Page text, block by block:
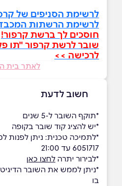
לרשימת הסניפים של
לרשימת הרשתות
חוסכים לך ברשת קרפור!
שובר לרשת קרפור "תו פלוס"
לרכישה >>
לאתר בית
חשוב לדעת
*תוקף השובר ל-5 שנים
*יש להציג קוד שובר בקופה
6051717 עד 21:00
*לבירור יתרה לחצו כאן
*ניתן לממש את השובר
בו